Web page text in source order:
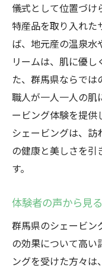
儀式として位置づけ
特産品を取り入れた
ば、地元産の温泉水
リームは、肌に優し
た、群馬県ならで
職人が一人一人の肌
ービング体験を提供
シェービングは、
の健康と美しさを引
す。
体験者の声から見
群馬県のシェービン
の効果について高い
ングを受けた方々は